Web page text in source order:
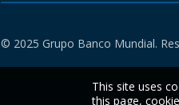
© 2025 Grupo Banco Mundial.
This site uses
this page,